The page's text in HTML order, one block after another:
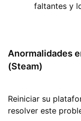
faltantes y
Anormalidades
(Steam)
Reiniciar su
resolver este